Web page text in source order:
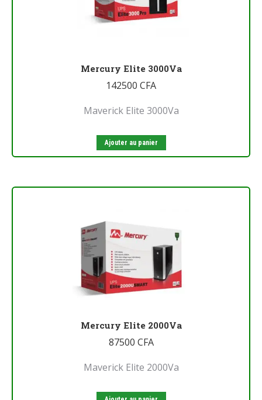
Mercury Elite 3000Va
142500 CFA
Maverick Elite 3000Va
Ajouter au panier
Mercury Elite 2000Va
87500 CFA
Maverick Elite 2000Va